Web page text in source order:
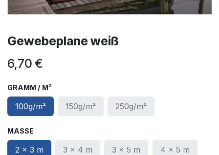
Gewebeplane weiß
6,70 €
GRAMM / M²
100g/m² 150g/m² 250g/m²
MASSE
2 x 3 m 3 x 4 m 3 x 5 m 4 x 5 m